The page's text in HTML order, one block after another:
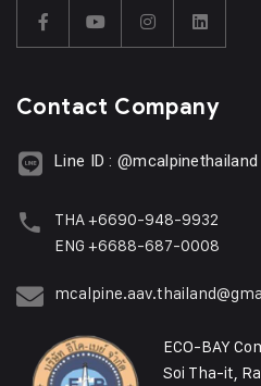
Contact Company
Line ID : @mcalpinethailand
THA +6690-948-9932
ENG +6688-687-0008
ECO-BAY
Soi Tha-it,